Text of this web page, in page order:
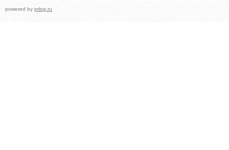
powered by prlog.ru